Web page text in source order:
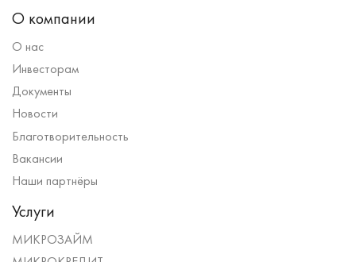
О компании
О нас
Инвесторам
Документы
Новости
Благотворительность
Вакансии
Наши партнёры
Услуги
МИКРОЗАЙМ